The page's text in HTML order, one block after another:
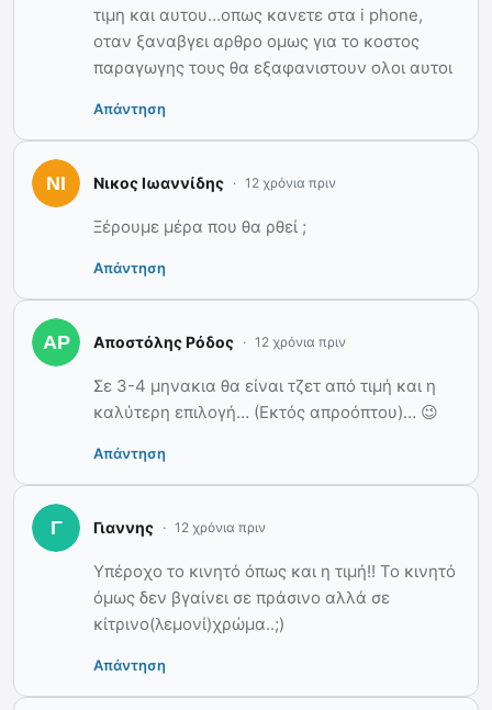
τιμη και αυτου…οπως κανετε στα i phone,
οταν ξαναβγει αρθρο ομως για το κοστος
παραγωγης τους θα εξαφανιστουν ολοι αυτοι
Απάντηση
Νικος Ιωαννίδης 12 χρόνια πριν
Ξέρουμε μέρα που θα ρθεί ;
Απάντηση
Αποστόλης Ρόδος 12 χρόνια πριν
Σε 3-4 μηνακια θα είναι τζετ από τιμή και η
καλύτερη επιλογή… (Εκτός απροόπτου)… 😉
Απάντηση
Γιαννης 12 χρόνια πριν
Υπέροχο το κινητό όπως και η τιμή!! Το κινητό
όμως δεν βγαίνει σε πράσινο αλλά σε
κίτρινο(λεμονί)χρώμα..;)
Απάντηση